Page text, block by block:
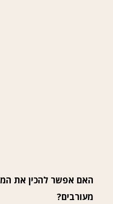
האם אפשר להכין את
מעורבים?